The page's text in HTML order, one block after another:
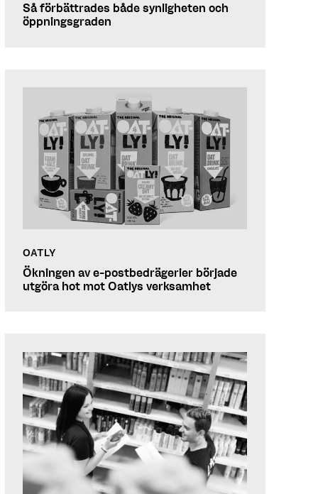
Så förbättrades både synligheten och
öppningsgraden
OATLY
Ökningen av e-postbedrägerier började
utgöra hot mot Oatlys verksamhet